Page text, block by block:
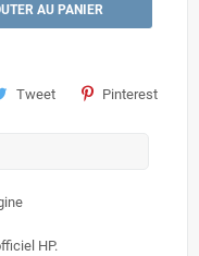
AU PANIER
Tweet Pinterest
HP.